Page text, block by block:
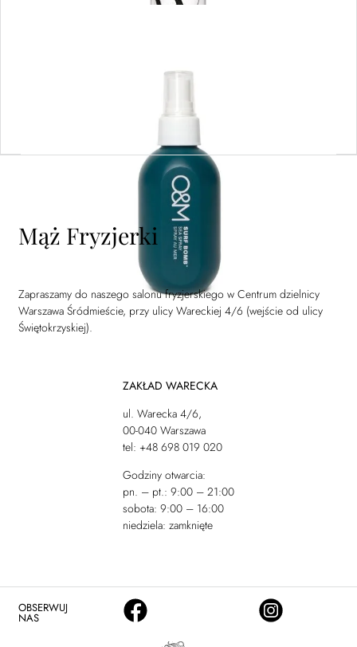
Dodaj do koszyka
Mąż Fryzjerki
Zapraszamy do naszego salonu fryzjerskiego w Centrum dzielnicy
Warszawa Śródmieście, przy ulicy Wareckiej 4/6 (wejście od ulicy
Świętokrzyskiej).
ZAKŁAD WARECKA
ul. Warecka 4/6,
00-040 Warszawa
tel: +48 698 019 020
Godziny otwarcia:
pn. – pt.: 9:00 – 21:00
sobota: 9:00 – 16:00
niedziela: zamknięte
OBSERWUJ
NAS